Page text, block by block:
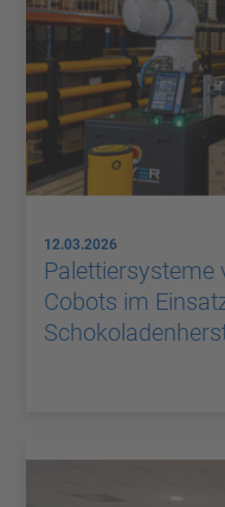
12.03.2026
Palettiersysteme
Cobots im